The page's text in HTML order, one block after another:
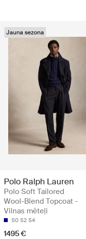
Jauna sezona
Polo Ralph Lauren
Polo Soft Tailored
Wool-Blend Topcoat -
Vilnas mēteļi
50 52 54
1495 €